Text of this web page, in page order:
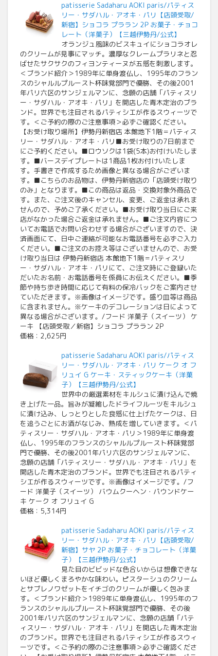
patisserie Sadaharu AOKI paris/パティス
リー・サダハル・アオキ・パリ【店頭受取/
新宿】ショコラ プララン 2P お菓子・チョコ
レート（洋菓子）【三越伊勢丹/公式】
オランジュ風味のビスキュイにショコラオレ
のクリームが見事にマッチ。濃厚なクレームプラリネと忍
ばせたサクサクのフィヨンティーヌが五感を刺激します。
＜ブランド紹介＞1989年に単身渡仏し、1995年のフラン
スのシャルルプルースト杯味覚部門で優勝、その後2001
年パリ六区のサンジェルマンに、念願の店舗「パティスリ
ー・サダハル・アオキ・パリ」を開店した青木定治のブラ
ンド。世界でも注目されるパティシエが作るスウィーツで
す。＜ご予約の際のご注意事項＞必ずご確認ください。
【お受け取り場所】伊勢丹新宿店 本館地下1階＝パティス
リー・サダハル・アオキ・パリ■お受け取りの7日前まで
にご予約ください。■ロウソクは1袋(5本)お付けいたしま
す。■バースデイプレートは1商品1枚お付けいたしま
す。手書きで作成するため画像と異なる場合がございま
す。■こちらのお品物は、伊勢丹新宿店の「店頭受け取り
のみ」となります。■この商品は返品・交換対象外商品で
す。また、ご注文後のキャンセル、変更、ご返金は承れま
せんので、予めご了承ください。■お受け取り当日にご来
店がなかった場合ご返金は承れません。■ご注文内容につ
いてお電話でお問い合わせする場合がございますので、決
済画面にて、日中ご連絡が可能なお電話番号を必ずご入力
ください。■ご注文のお控え等はございませんので、お受
け取り当日は 伊勢丹新宿店 本館地下1階＝パティスリ
ー・サダハル・アオキ・パリにて、ご注文時にご登録いた
だいたお名前・お電話番号を係員にお伝えください。■季
節や持ち歩き時間に応じて有料の保冷バックをご案内させ
ていただきます。※画像はイメージです。盛り皿等は商品
に含まれません。※ケーキのデコレーションは日によって
異なる場合がございます。/フード 洋菓子（スイーツ） ケ
ーキ 【店頭受取／新宿】ショコラ プララン 2P
価格：2,625円
patisserie Sadaharu AOKI paris/パティス
リー・サダハル・アオキ・パリ ケーク オ フ
リュイ G ケーキ・スティックケーキ（洋菓
子）【三越伊勢丹/公式】
世界中の厳選素材をキルシュに漬け込んで焼
き上げた一品。旨みが凝縮したドライフルーツをキルシュ
に漬け込み、しっとりとした食感に仕上げたケークは、日
を追うごとにお酒がなじみ、熟成を増していきます。＜パ
ティスリー・サダハル・アオキ・パリ＞1989年に単身渡
仏し、1995年のフランスのシャルルプルースト杯味覚部
門で優勝、その後2001年パリ六区のサンジェルマンに、
念願の店舗「パティスリー・サダハル・アオキ・パリ」を
開店した青木定治のブランド。世界でも注目されるパティ
シエが作るスウィーツです。※画像はイメージです。/フ
ード 洋菓子（スイーツ） バウムクーヘン・パウンドケー
キ ケーク オ フリュイ G
価格：5,314円
patisserie Sadaharu AOKI paris/パティス
リー・サダハル・アオキ・パリ【店頭受取/
新宿】サヤ 2P お菓子・チョコレート（洋菓
子）【三越伊勢丹/公式】
見た目のビビッドな色合いからは想像できな
いほど優しくまろやかな味わい。ピスターシュのクリーム
とサブレノワゼットをイチゴのクリームが優しく包みま
す。＜ブランド紹介＞1989年に単身渡仏し、1995年のフ
ランスのシャルルプルースト杯味覚部門で優勝、その後
2001年パリ六区のサンジェルマンに、念願の店舗「パテ
ィスリー・サダハル・アオキ・パリ」を開店した青木定治
のブランド。世界でも注目されるパティシエが作るスウィ
ーツです。＜ご予約の際のご注意事項＞必ずご確認くださ